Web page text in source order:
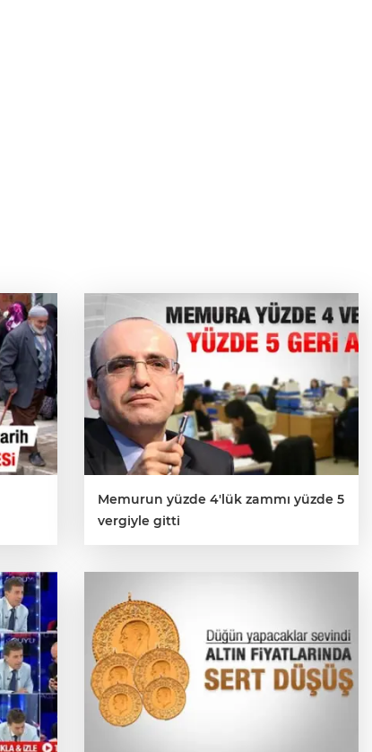
Memurun yüzde 4'lük zammı yüzde 5
vergiyle gitti